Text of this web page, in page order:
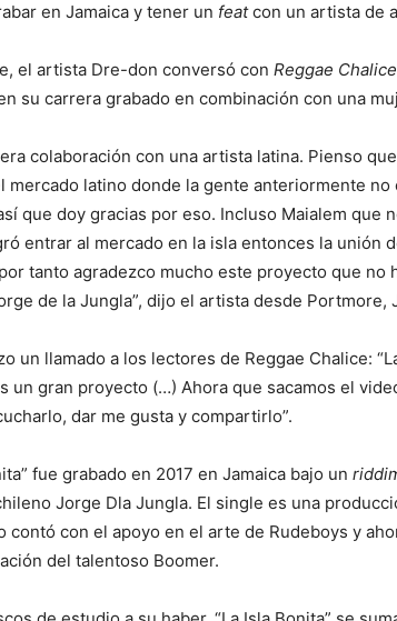
en Jamaica y tener un featcon un artista de
el artista Dre-don conversó con Reggae Chalice
su carrera grabado en combinación con una
colaboración con una artista latina. Pienso
mercado latino donde la gente anteriormente
que doy gracias por eso. Incluso Maialem que
entrar al mercado en la isla entonces la unión
tanto agradezco mucho este proyecto que no
de la Jungla”, dijo el artista desde Portmore,
un llamado a los lectores de Reggae Chalice:
un gran proyecto (…) Ahora que sacamos el
dar me gusta y compartirlo”.
fue grabado en 2017 en Jamaica bajo un
Jorge Dla Jungla. El single es una
contó con el apoyo en el arte de Rudeboys y
del talentoso Boomer.